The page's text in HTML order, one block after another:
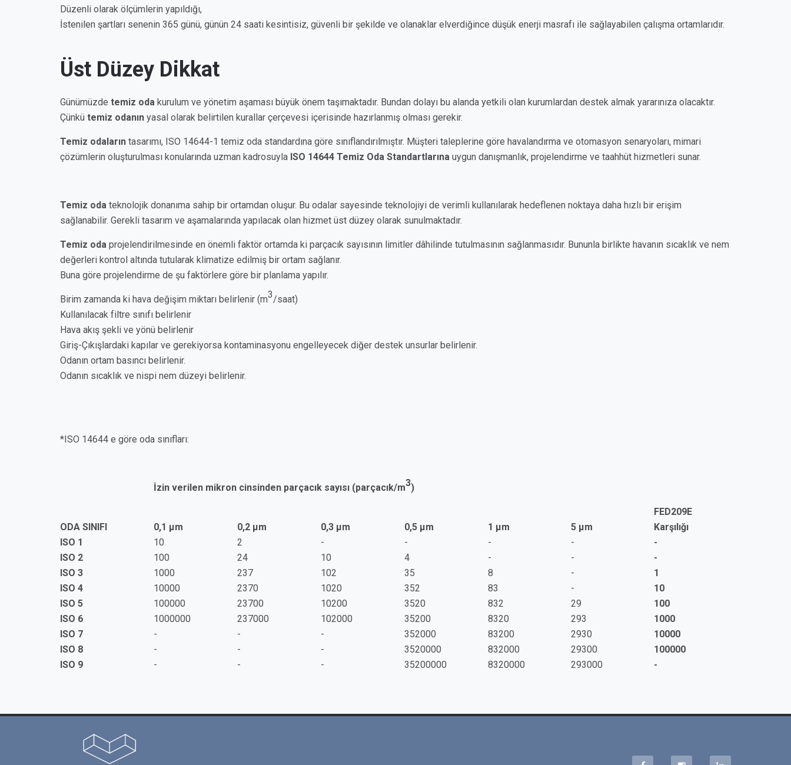
Düzenli olarak ölçümlerin yapıldığı,
İstenilen şartları senenin 365 günü, günün 24 saati kesintisiz, güvenli bir şekilde ve olanaklar elverdiğince düşük enerji masrafı ile sağlayabilen çalışma ortamlarıdır.
Üst Düzey Dikkat
Günümüzde temiz oda kurulum ve yönetim aşaması büyük önem taşımaktadır. Bundan dolayı bu alanda yetkili olan kurumlardan destek almak yararınıza olacaktır.
Çünkü temiz odanın yasal olarak belirtilen kurallar çerçevesi içerisinde hazırlanmış olması gerekir.
Temiz odaların tasarımı, ISO 14644-1 temiz oda standardına göre sınıflandırılmıştır. Müşteri taleplerine göre havalandırma ve otomasyon senaryoları, mimari
çözümlerin oluşturulması konularında uzman kadrosuyla ISO 14644 Temiz Oda Standartlarına uygun danışmanlık, projelendirme ve taahhüt hizmetleri sunar.
Temiz oda teknolojik donanıma sahip bir ortamdan oluşur. Bu odalar sayesinde teknolojiyi de verimli kullanılarak hedeflenen noktaya daha hızlı bir erişim
sağlanabilir. Gerekli tasarım ve aşamalarında yapılacak olan hizmet üst düzey olarak sunulmaktadır.
Temiz oda projelendirilmesinde en önemli faktör ortamda ki parçacık sayısının limitler dâhilinde tutulmasının sağlanmasıdır. Bununla birlikte havanın sıcaklık ve nem
değerleri kontrol altında tutularak klimatize edilmiş bir ortam sağlanır.
Buna göre projelendirme de şu faktörlere göre bir planlama yapılır.
Birim zamanda ki hava değişim miktarı belirlenir (m3/saat)
Kullanılacak filtre sınıfı belirlenir
Hava akış şekli ve yönü belirlenir
Giriş-Çıkışlardaki kapılar ve gerekiyorsa kontaminasyonu engelleyecek diğer destek unsurlar belirlenir.
Odanın ortam basıncı belirlenir.
Odanın sıcaklık ve nispi nem düzeyi belirlenir.
*ISO 14644 e göre oda sınıfları:
İzin verilen mikron cinsinden parçacık sayısı (parçacık/m3)
FED209E
ODA SINIFI
0,1 µm 0,2 µm 0,3 µm 0,5 µm 1 µm 5 µm
Karşılığı
ISO 1
10 2 - - - -
-
ISO 2
100 24 10 4 - -
-
ISO 3
1000 237 102 35 8 -
1
ISO 4
10000 2370 1020 352 83 -
10
ISO 5
100000 23700 10200 3520 832 29
100
ISO 6
1000000 237000 102000 35200 8320 293
1000
ISO 7
- - - 352000 83200 2930
10000
ISO 8
- - - 3520000 832000 29300
100000
ISO 9
- - - 35200000 8320000 293000 -